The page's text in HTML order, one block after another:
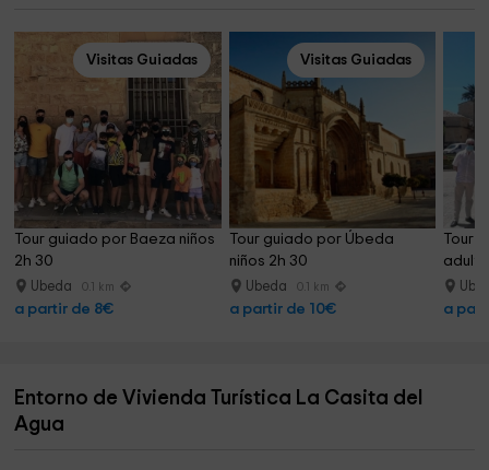
Visitas Guiadas
Tour guiado por Baeza niños
2h 30
Ubeda 0.1 km
a partir de 8€
Visitas Guiadas
Tour guiado por Úbeda
niños 2h 30
Ubeda 0.1 km
a partir de 10€
Tour
a
Entorno de Vivienda Turística La Casita del
Agua